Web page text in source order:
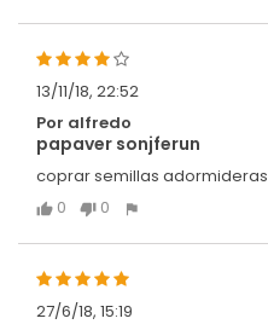
13/11/18, 22:52
Por alfredo
papaver sonjferun
coprar semillas adormideras
0
0
27/6/18, 15:19